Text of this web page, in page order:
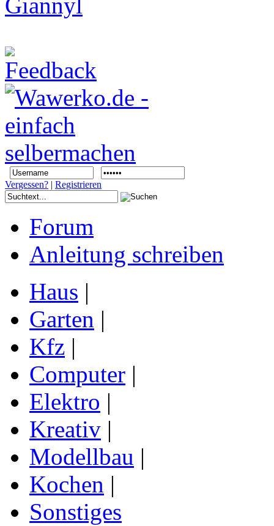
Vergessen? | Registrieren
Forum
Anleitung schreiben
Haus |
Garten |
Kfz |
Computer |
Elektro |
Kreativ |
Modellbau |
Kochen |
Sonstiges